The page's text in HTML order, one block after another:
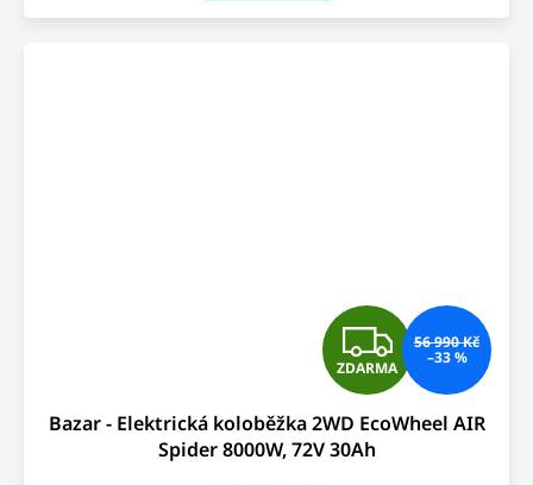
Z
D
A
ZDARMA
56 990 Kč
–33 %
Bazar - Elektrická koloběžka 2WD EcoWheel AIR
Spider 8000W, 72V 30Ah